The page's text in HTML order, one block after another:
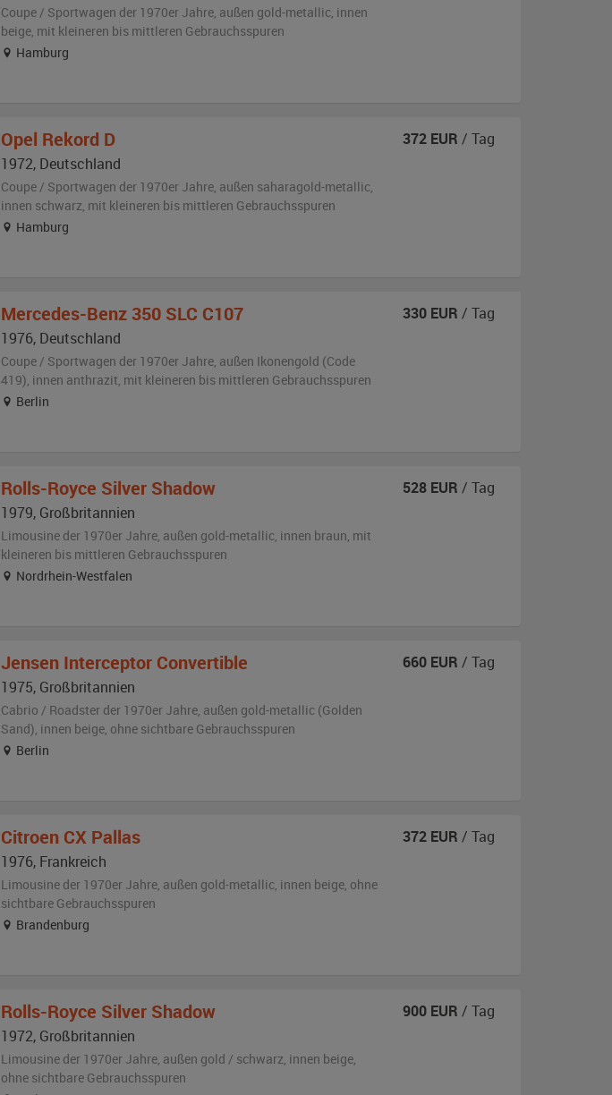
Coupe / Sportwagen der 1970er Jahre, außen gold-metallic, innen
beige, mit kleineren bis mittleren Gebrauchsspuren
Hamburg
Opel Rekord D
1972, Deutschland
Coupe / Sportwagen der 1970er Jahre, außen saharagold-metallic,
innen schwarz, mit kleineren bis mittleren Gebrauchsspuren
Hamburg
372 EUR / Tag
Mercedes-Benz 350 SLC C107
1976, Deutschland
Coupe / Sportwagen der 1970er Jahre, außen Ikonengold (Code
419), innen anthrazit, mit kleineren bis mittleren Gebrauchsspuren
Berlin
330 EUR / Tag
Rolls-Royce Silver Shadow
1979, Großbritannien
Limousine der 1970er Jahre, außen gold-metallic, innen braun, mit
kleineren bis mittleren Gebrauchsspuren
Nordrhein-Westfalen
528 EUR / Tag
Jensen Interceptor Convertible
1975, Großbritannien
Cabrio / Roadster der 1970er Jahre, außen gold-metallic (Golden
Sand), innen beige, ohne sichtbare Gebrauchsspuren
Berlin
660 EUR / Tag
Citroen CX Pallas
1976, Frankreich
Limousine der 1970er Jahre, außen gold-metallic, innen beige, ohne
sichtbare Gebrauchsspuren
Brandenburg
372 EUR / Tag
Rolls-Royce Silver Shadow
1972, Großbritannien
Limousine der 1970er Jahre, außen gold / schwarz, innen beige,
ohne sichtbare Gebrauchsspuren
900 EUR / Tag